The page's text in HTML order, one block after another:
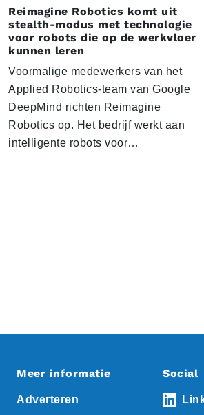
Reimagine Robotics komt uit
stealth-modus met technologie
voor robots die op de werkvloer
kunnen leren
Voormalige medewerkers van het
Applied Robotics-team van Google
DeepMind richten Reimagine
Robotics op. Het bedrijf werkt aan
intelligente robots voor…
Meer informatie
Adverteren
Social